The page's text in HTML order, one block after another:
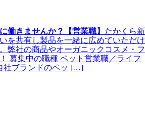
働きませんか？【営業職】 たかくら新
を共有し製品を一緒に広めていただけ
弊社の商品やオーガニックコスメ・フ
募集中の職種 ペット営業職／ライフ
社ブランドのペッ […]